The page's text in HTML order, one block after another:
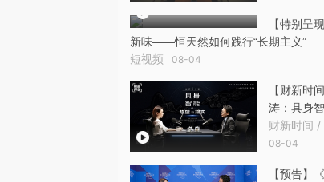
【特别呈
新味——恒天然如何践行“长期主义”
短视频 08-04
【财新时
涛：具身
财新时间
08-04
【预告】